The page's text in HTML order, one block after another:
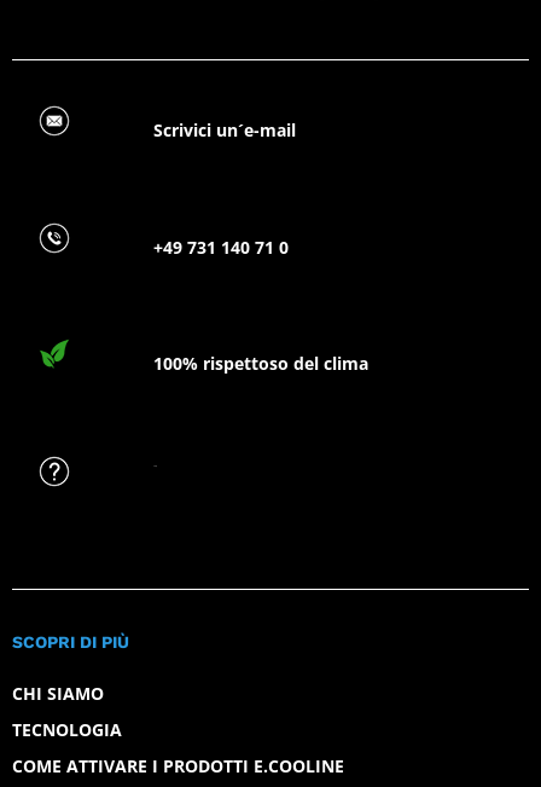
Scrivici un´e-mail
+49 731 140 71 0
100% rispettoso del clima
SCOPRI DI PIÙ
CHI SIAMO
TECNOLOGIA
COME ATTIVARE I PRODOTTI E.COOLINE